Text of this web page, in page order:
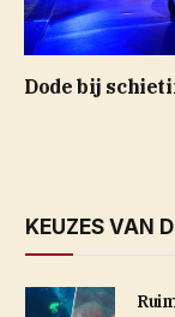
Dode bij
KEUZES VAN